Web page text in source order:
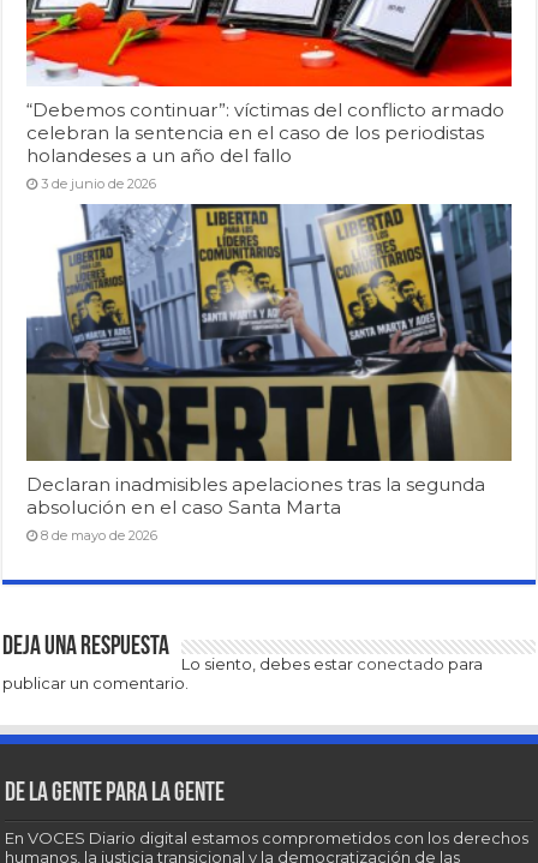
“Debemos continuar”: víctimas del conflicto armado
celebran la sentencia en el caso de los periodistas
holandeses a un año del fallo
3 de junio de 2026
Declaran inadmisibles apelaciones tras la segunda
absolución en el caso Santa Marta
8 de mayo de 2026
Deja una respuesta
Lo siento, debes estar conectado para
publicar un comentario.
De la gente para la gente
En VOCES Diario digital estamos comprometidos con los derechos
humanos, la justicia transicional y la democratización de las